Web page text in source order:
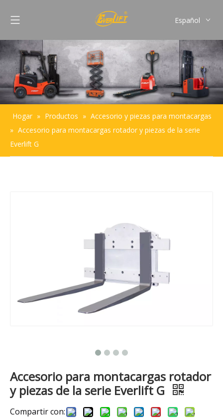
Español
Français
Pусский
Português
Hogar » Productos » Accesorio y piezas para montacargas
» Accesorio para montacargas rotador y piezas de la serie
Everlift G
Accesorio para montacargas rotador
y piezas de la serie Everlift G
Compartir con: